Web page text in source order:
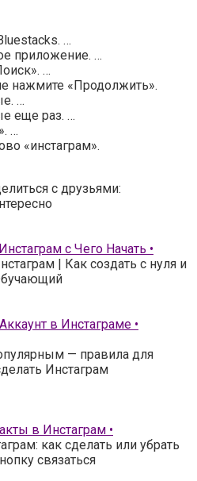
…
приложение. …
…
нажмите «Продолжить».
…
еще раз. …
…
«инстаграм».
с друзьями:
с Чего Начать •
| Как создать с нуля и
в Инстаграме •
— правила для
Инстаграм
в Инстаграм •
как сделать или убрать
связаться